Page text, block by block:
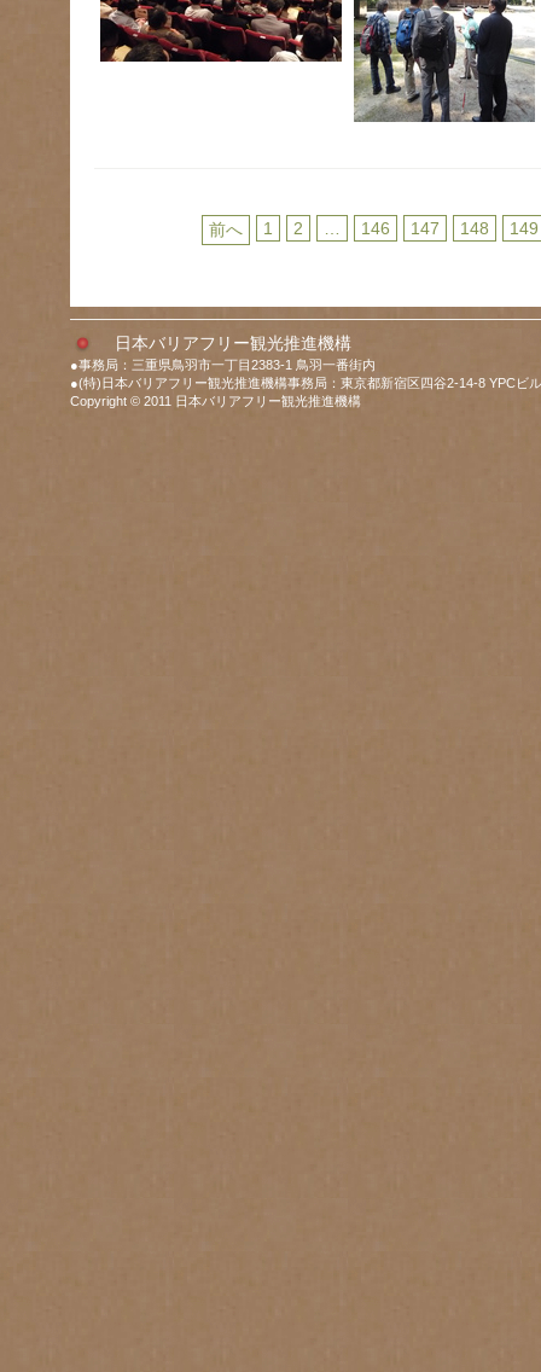
前へ 1 2 146 147 148 149
日本バリアフリー観光推進機構
●事務局：三重県鳥羽市一丁目2383-1 鳥羽一番街内
●(特)日本バリアフリー観光推進機構事務局：東京都新宿区四谷2-14-8 YPCビ
Copyright © 2011 日本バリアフリー観光推進機構